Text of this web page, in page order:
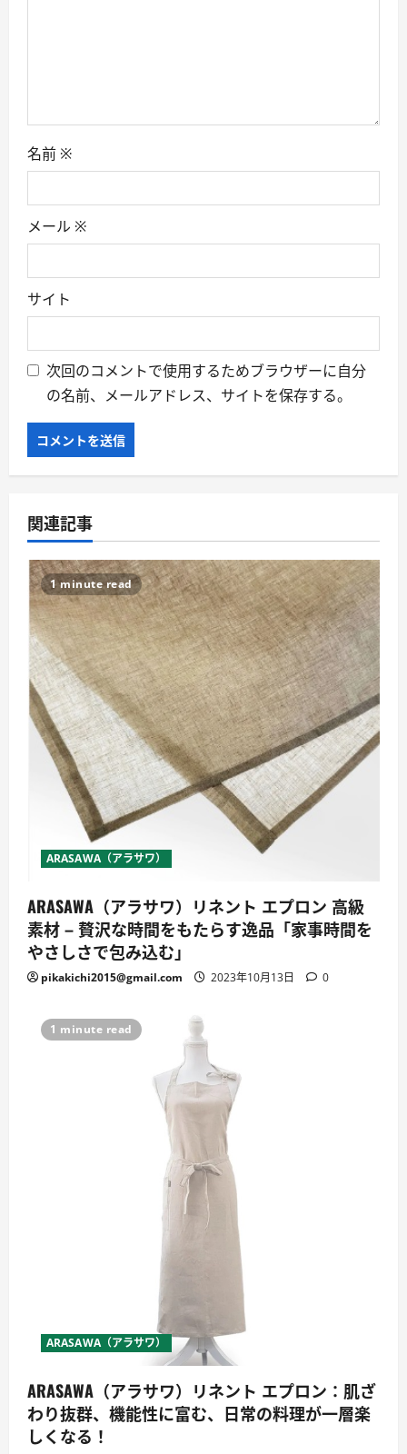
名前 ※
メール ※
サイト
次回のコメントで使用するためブラウザーに自分
の名前、メールアドレス、サイトを保存する。
関連記事
1 minute read
ARASAWA（アラサワ）
ARASAWA（アラサワ）リネント エプロン 高級
素材 – 贅沢な時間をもたらす逸品「家事時間を
やさしさで包み込む」
pikakichi2015@gmail.com 2023年10月13日 0
1 minute read
ARASAWA（アラサワ）
ARASAWA（アラサワ）リネント エプロン：肌ざ
わり抜群、機能性に富む、日常の料理が一層楽
しくなる！